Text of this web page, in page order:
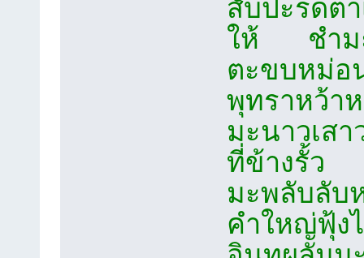
สับปะรดต
ให้ ชำมะ
ตะขบหม่
พุทราหว้า
มะนาวเ
ที่ข้างรั้ว
มะพลับลั
คำใหญ่ฟุ้ง